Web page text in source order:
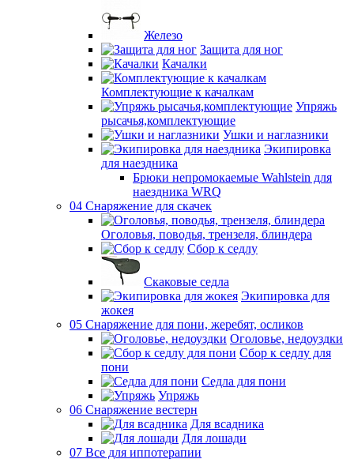
Железо
Защита для ног
Качалки
Комплектующие к качалкам
Упряжь
рысачья,комплектующие
Ушки и наглазники
Экипировка
для наездника
Брюки непромокаемые Wahlstein для
наездника WRQ
04 Снаряжение для скачек
Оголовья, поводья, трензеля, блиндера
Сбор к седлу
Скаковые седла
Экипировка для
жокея
05 Снаряжение для пони, жеребят, осликов
Оголовье, недоуздки
Сбор к седлу для
пони
Седла для пони
Упряжь
06 Снаряжение вестерн
Для всадника
Для лошади
07 Все для иппотерапии